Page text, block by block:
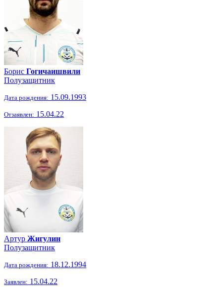
Борис Гогичаишвили
Полузащитник
Дата рождения: 15.09.1993
Отзаявлен: 15.04.22
Артур Жигулин
Полузащитник
Дата рождения: 18.12.1994
Заявлен: 15.04.22